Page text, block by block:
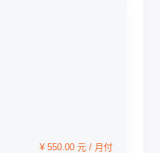
¥ 550.00 元 / 月付